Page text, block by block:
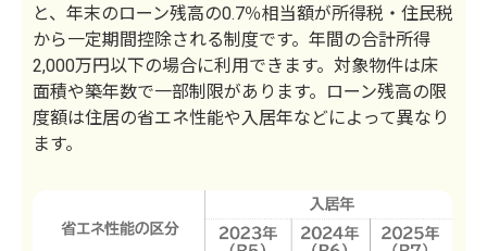
と、年末のローン残高の0.7％相当額が所得税・住民税
から一定期間控除される制度です。年間の合計所得
2,000万円以下の場合に利用できます。対象物件は床
面積や築年数で一部制限があります。ローン残高の限
度額は住居の省エネ性能や入居年などによって異なり
ます。